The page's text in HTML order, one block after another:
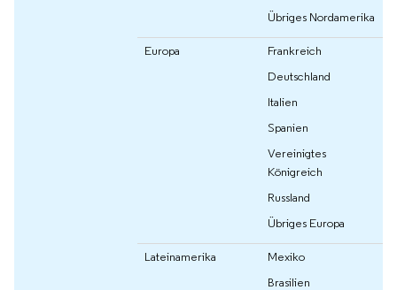
Übriges Nordamerika
Europa
Frankreich
Deutschland
Italien
Spanien
Vereinigtes
Königreich
Russland
Übriges Europa
Lateinamerika
Mexiko
Brasilien